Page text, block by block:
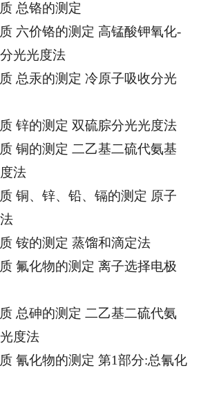
总铬的测定
六价铬的测定 高锰酸钾氧化-
光光度法
总汞的测定 冷原子吸收分光
锌的测定 双硫腙分光光度法
铜的测定 二乙基二硫代氨基
法
铜、锌、铅、镉的测定 原子
铵的测定 蒸馏和滴定法
氟化物的测定 离子选择电极
总砷的测定 二乙基二硫代氨
度法
氰化物的测定 第1部分:总氰化